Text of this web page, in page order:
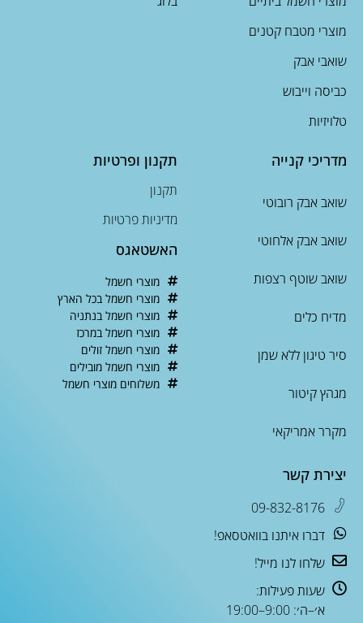
מוצרי מטבח קטנים
שואבי אבק
כביסה וייבוש
טלויזיות
מדריכי קנייה
שואב אבק רובוטי
שואב אבק אלחוטי
שואב שוטף רצפות
מדיח כלים
סיר טיגון ללא שמן
מגהץ קיטור
מקרר אמריקאי
תקנון ופרטיות
תקנון
מדיניות פרטיות
האשטאגס
מוצרי חשמל
מוצרי חשמל בכל הארץ
מוצרי חשמל בנתניה
מוצרי חשמל במרכז
מוצרי חשמל זולים
מוצרי חשמל מובילים
משלוחים מוצרי חשמל
יצירת קשר
09-832-8176
דברו איתנו בוואטסאפ!
שלחו לנו מייל!
שעות פעילות:
א׳–ה׳: 9:00–19:00